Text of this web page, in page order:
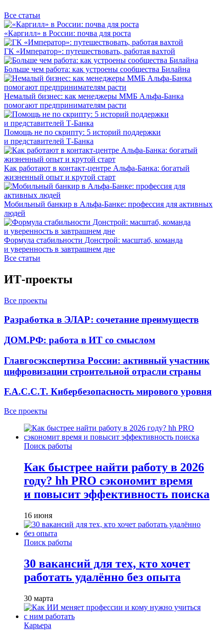
Все статьи
«Каргилл» в России: почва для роста
ГК «Император»: путешествовать, работая вахтой
Больше чем работа: как устроены сообщества Билайна
Немалый бизнес: как менеджеры ММБ Альфа-Банка
помогают предпринимателям расти
Помощь не по скрипту: 5 историй поддержки
и представителей Т-Банка
Как работают в контакт-центре Альфа-Банка: богатый
жизненный опыт и крутой старт
Мобильный банкир в Альфа-Банке: профессия для активных
людей
Формула стабильности Донстрой: масштаб, команда
и уверенность в завтрашнем дне
Все статьи
ИТ-проекты
Все проекты
Разработка в ЭЛАР: сочетание преимуществ
ДОМ.РФ: работа в ИТ со смыслом
Главгосэкспертиза России: активный участник
цифровизации строительной отрасли страны
F.A.C.C.T. Кибербезопасность мирового уровня
Все проекты
Поиск работы
Как быстрее найти работу в 2026
году? hh PRO сэкономит время
и повысит эффективность поиска
16 июня
Поиск работы
30 вакансий для тех, кто хочет
работать удалённо без опыта
30 марта
Карьера